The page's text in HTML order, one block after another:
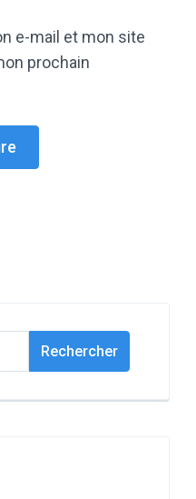
e-mail et mon site
prochain
Rechercher